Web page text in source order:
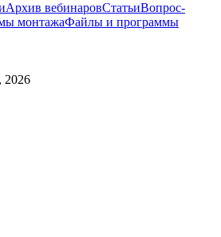
Архив вебинаровСтатьиВопрос-
монтажаФайлы и программы
, 2026